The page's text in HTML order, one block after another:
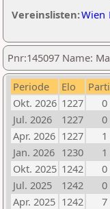
Vereinslisten:Wien
Pnr:145097 Name:
Periode Elo
Okt. 2026 1227 0
Jul. 2026
1227 0
Apr. 2026 1227 1
Jan. 2026 1230 1
Okt. 2025 1242 0
Jul. 2025
1242 0
Apr. 2025 1242 7